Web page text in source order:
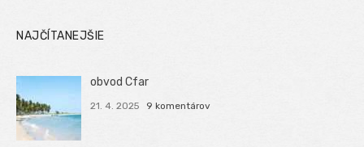
NAJČÍTANEJŠIE
obvod Cfar
21. 4. 2025 9 komentárov